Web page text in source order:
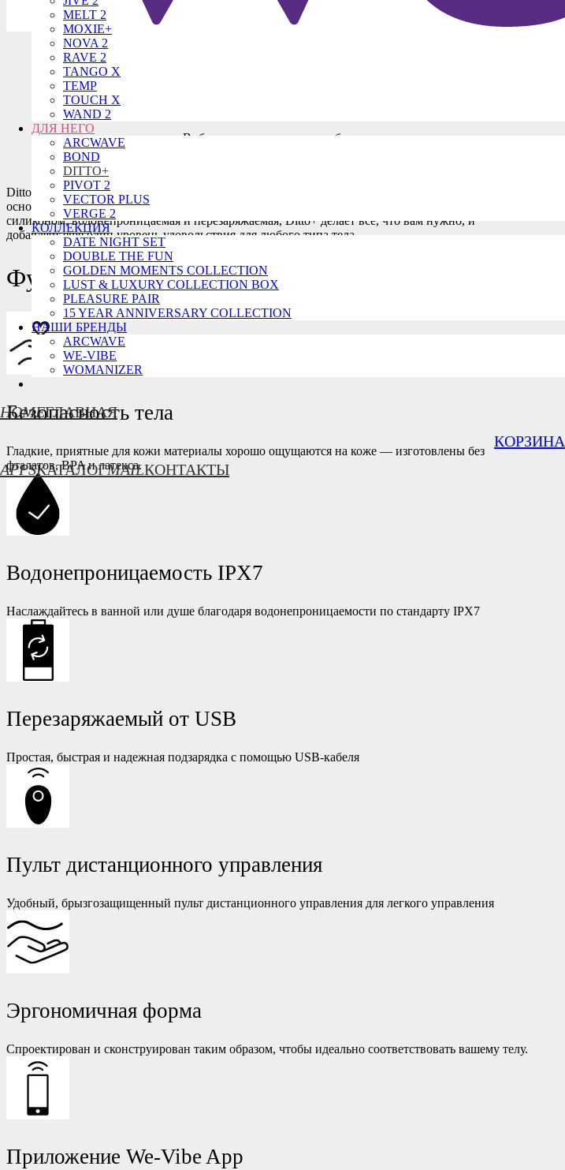
MELT 2
MOXIE+
NOVA 2
RAVE 2
TANGO X
TEMP
TOUCH X
WAND 2
ДЛЯ НЕГО
ARCWAVE
BOND
DITTO+
PIVOT 2
VECTOR PLUS
VERGE 2
КОЛЛЕКЦИЯ
DATE NIGHT SET
DOUBLE THE FUN
GOLDEN MOMENTS COLLECTION
LUST & LUXURY COLLECTION BOX
PLEASURE PAIR
15 YEAR ANNIVERSARY COLLECTION
НАШИ БРЕНДЫ
ARCWAVE
WE-VIBE
WOMANIZER
HOMEГЛАВНАЯ
КОРЗИНА
APPSКАТАЛОГMAILКОНТАКТЫ
Вибрирующая анальная пробка
Ditto+ это небольшой, но мощный вибратор с гладкой конической головкой и гибким
основанием для удобства использования и целенаправленного наслаждения. Покрытая мягким
силиконом, водонепроницаемая и перезаряжаемая, Ditto+ делает все, что вам нужно, и
добавляет еще один уровень удовольствия для любого типа тела.
Функции
Безопасность тела
Гладкие, приятные для кожи материалы хорошо ощущаются на коже — изготовлены без
фталатов, BPA и латекса.
Водонепроницаемость IPX7
Наслаждайтесь в ванной или душе благодаря водонепроницаемости по стандарту IPX7
Перезаряжаемый от USB
Простая, быстрая и надежная подзарядка с помощью USB-кабеля
Пульт дистанционного управления
Удобный, брызгозащищенный пульт дистанционного управления для легкого управления
Эргономичная форма
Спроектирован и сконструирован таким образом, чтобы идеально соответствовать вашему телу.
Приложение We-Vibe App